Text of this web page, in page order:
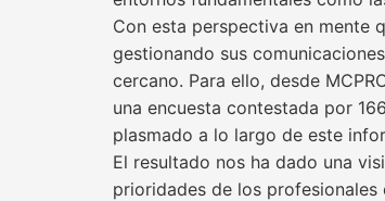
Con esta perspectiva en mente
gestionando sus
cercano. Para ello, desde
una encuesta contestada por
plasmado a lo largo de este
El resultado nos ha dado una
prioridades de los